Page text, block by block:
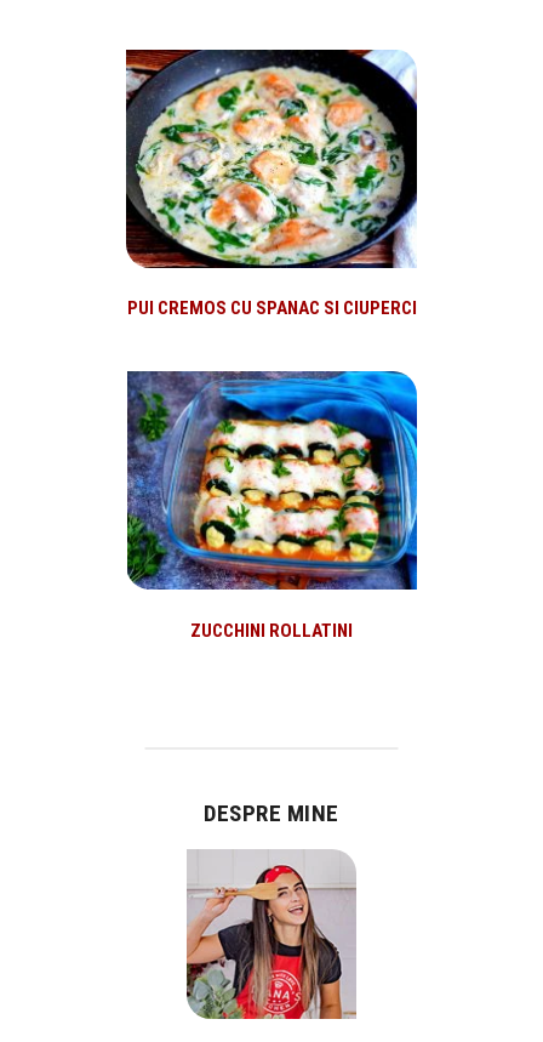
PUI CREMOS CU SPANAC SI CIUPERCI
ZUCCHINI ROLLATINI
DESPRE MINE